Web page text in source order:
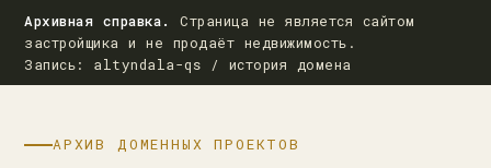
Архивная справка.
Страница не является сайтом
застройщика и не продаёт недвижимость.
Запись: altyndala-qs / история домена
АРХИВ ДОМЕННЫХ ПРОЕКТОВ